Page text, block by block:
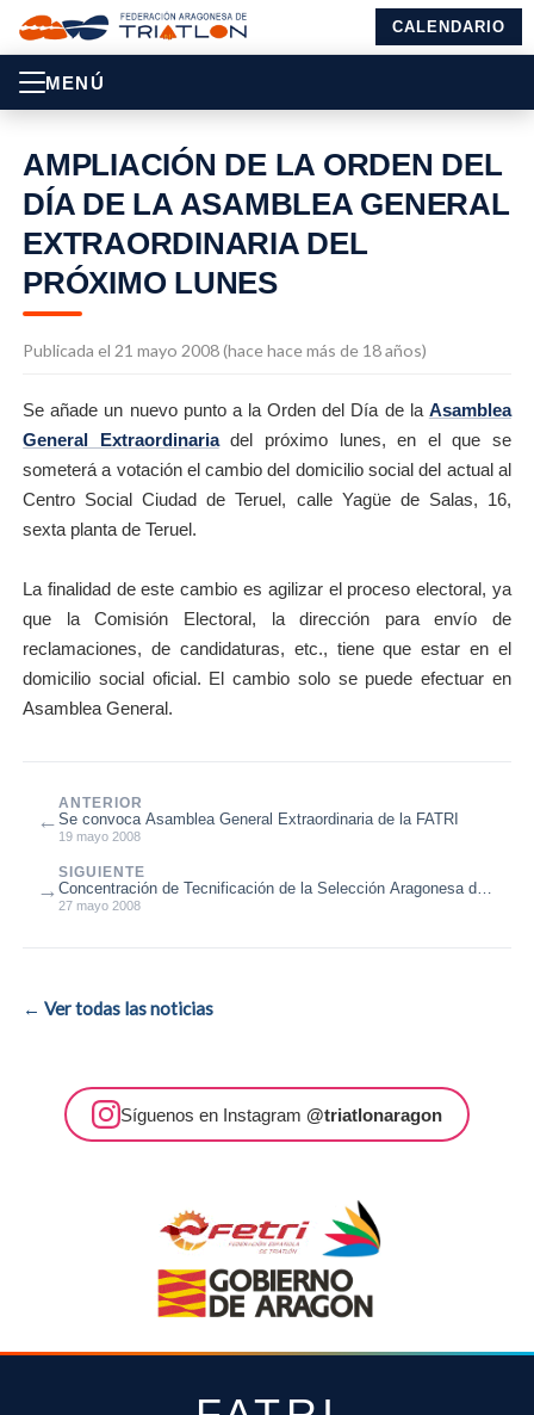
CALENDARIO
MENÚ
AMPLIACIÓN DE LA ORDEN DEL
DÍA DE LA ASAMBLEA GENERAL
EXTRAORDINARIA DEL
PRÓXIMO LUNES
Publicada el 21 mayo 2008 (hace hace más de 18 años)
Se añade un nuevo punto a la Orden del Día de la Asamblea
General Extraordinariadel próximo lunes, en el que se
someterá a votación el cambio del domicilio social del actual al
Centro Social Ciudad de Teruel, calle Yagüe de Salas, 16,
sexta planta de Teruel.
La finalidad de este cambio es agilizar el proceso electoral, ya
que la Comisión Electoral, la dirección para envío de
reclamaciones, de candidaturas, etc., tiene que estar en el
domicilio social oficial. El cambio solo se puede efectuar en
Asamblea General.
←
ANTERIOR
Se convoca Asamblea General Extraordinaria de la FATRI
19 mayo 2008
SIGUIENTE
Concentración de Tecnificación de la Selección Aragonesa de
Juegos Escolares
27 mayo 2008
→
← Ver todas las noticias
Síguenos en Instagram @triatlonaragon